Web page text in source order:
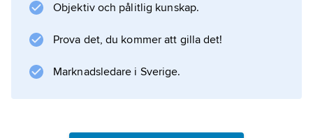
Information om artikeln
Objektiv och pålitlig kunskap.
Prova det, du kommer att gilla det!
Marknadsledare i Sverige.